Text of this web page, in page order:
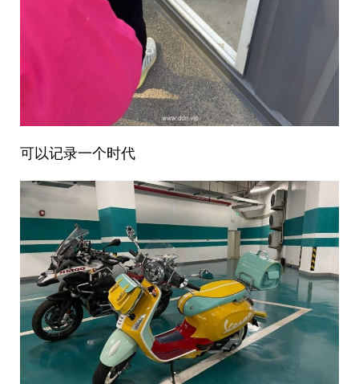
可以记录一个时代